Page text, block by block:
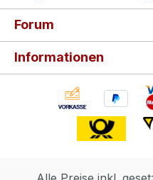
Forum
Informationen